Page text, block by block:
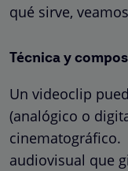
qué sirve,
Técnica y
Un videoclip
(analógico o
cinematográfico.
audiovisual que